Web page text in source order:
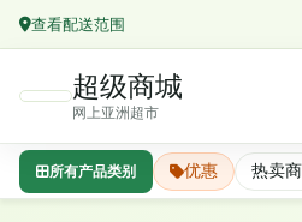
查看配送范围
超级商城
网上亚洲超市
所有产品类别 优惠 热卖